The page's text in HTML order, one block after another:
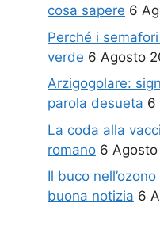
cosa sapere 6
Perché i
verde 6 Agosto
Arzigogolare:
parola desueta 6
La coda alla
romano 6
Il buco
buona notizia 6